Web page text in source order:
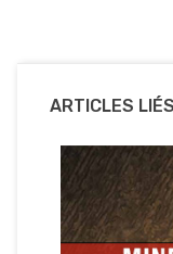
ARTICLES LIÉS